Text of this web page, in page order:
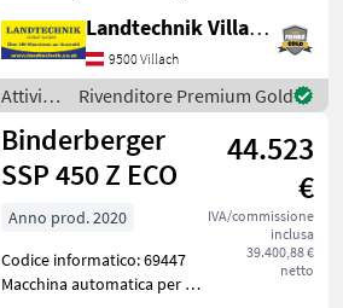
postazione di comando
originale, con joystick e
comandi a pedale,
alimentazione idraulica
autonoma
Landtechnik Villach GmbH
9500 Villach
Attività
forestali
e
lavorazione
del
legno /
Rivenditore Premium Gold
Binderberger
SSP 450 Z ECO
44.523
€
IVA/commissione
inclusa
39.400,88 €
netto
Anno prod. 2020
Codice informatico: 69447
Macchina automatica per il